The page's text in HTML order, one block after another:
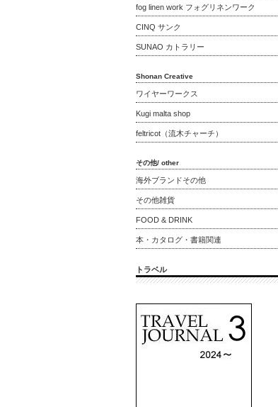
fog linen work フォグリネンワーク
CINQ サンク
SUNAO カトラリー
Shonan Creative
ワイヤーワークス
Kugi malta shop
feltricot（流木チャーチ）
その他/ other
海外ブランドその他
その他雑貨
FOOD & DRINK
本・カタログ・書籍関連
トラベル